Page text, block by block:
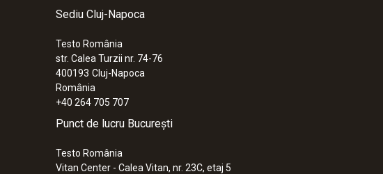
:0560 1040
775,00 RON
937,75 RON
Sediu Cluj-Napoca
Testo România
str. Calea Turzii nr. 74-76
400193 Cluj-Napoca
România
+40 264 705 707
Punct de lucru București
Testo România
Vitan Center - Calea Vitan, nr. 23C, etaj 5